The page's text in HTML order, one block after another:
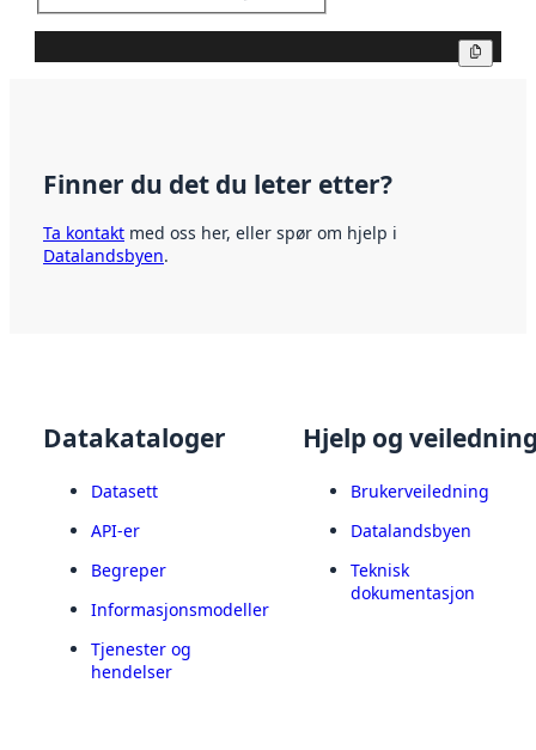
Finner du det du leter etter?
Ta kontakt med oss her, eller spør om hjelp i
Datalandsbyen.
Datakataloger
Datasett
API-er
Begreper
Informasjonsmodeller
Tjenester og
hendelser
Hjelp og
Brukerveiledning
Datalandsbyen
Teknisk
dokumentasjon